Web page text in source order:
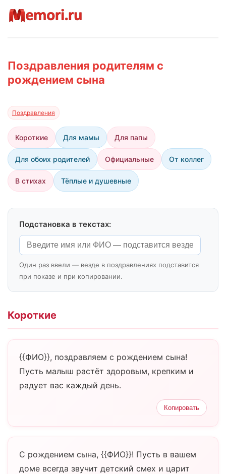
Поздравления родителям с
рождением сына
Поздравления
Короткие Для мамы Для папы
Для обоих родителей Официальные От коллег
В стихах Тёплые и душевные
Подстановка в текстах:
Один раз ввели — везде в поздравлениях подставится
при показе и при копировании.
Короткие
{{ФИО}}, поздравляем с рождением сына!
Пусть малыш растёт здоровым, крепким и
радует вас каждый день.
Копировать
С рождением сына, {{ФИО}}! Пусть в вашем
доме всегда звучит детский смех и царит